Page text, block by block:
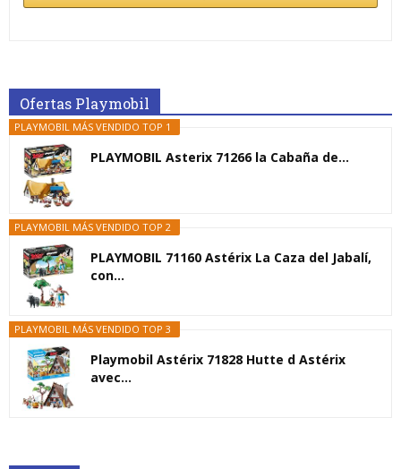
Ofertas Playmobil
PLAYMOBIL MÁS VENDIDO TOP 1
PLAYMOBIL Asterix 71266 la Cabaña de...
PLAYMOBIL MÁS VENDIDO TOP 2
PLAYMOBIL 71160 Astérix La Caza del Jabalí,
con...
PLAYMOBIL MÁS VENDIDO TOP 3
Playmobil Astérix 71828 Hutte d Astérix
avec...